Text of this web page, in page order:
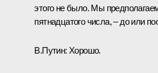
этого не было. Мы
пятнадцатого числа, – до или
В.Путин: Хорошо.